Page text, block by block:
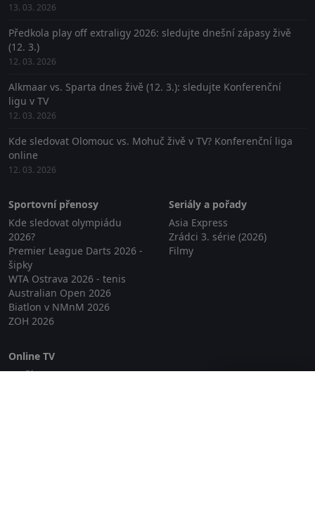
13. 03. 2026
Předkola play off extraligy 2026: sledujte dnešní zápasy živě
(12. 3.)
12. 03. 2026
Alkmaar vs. Sparta dnes živě (12. 3.): sledujte Konferenční
ligu v TV
12. 03. 2026
Kde sledovat Olomouc vs. Mohuč živě v TV? Konferenční liga
online
12. 03. 2026
Sportovní přenosy
Kde sledovat olympiádu
2026?
Premier League Darts 2026 -
šipky
WTA Ostrava 2026 - tenis
Australian Open 2026
Biatlon v NMnM 2026
ZOH 2026
Seriály a pořady
Asia Express
Zrádci 3. série (2026)
Filmy
Online TV
Lepší.TV